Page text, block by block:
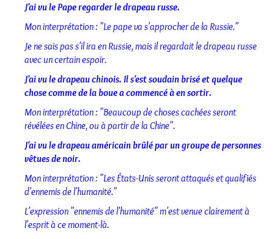
J'ai vu le Pape regarder le drapeau russe.
Mon interprétation : "Le pape va s'approcher de la Russie."
Je ne sais pas s'il ira en Russie, mais il regardait le drapeau russe
avec un certain espoir.
J'ai vu le drapeau chinois. Il s'est soudain brisé et quelque
chose comme de la boue a commencé à en sortir.
Mon interprétation : "Beaucoup de choses cachées seront
révélées en Chine, ou à partir de la Chine".
J'ai vu le drapeau américain brûlé par un groupe de personnes
vêtues de noir.
Mon interprétation : "Les États-Unis seront attaqués et qualifiés
d'ennemis de l'humanité."
L'expression "ennemis de l'humanité" m'est venue clairement à
l'esprit à ce moment-là.